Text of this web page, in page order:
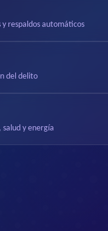
respaldos automáticos
del delito
y energía